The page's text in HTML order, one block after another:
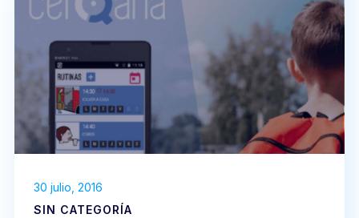
30 julio, 2016
SIN CATEGORÍA